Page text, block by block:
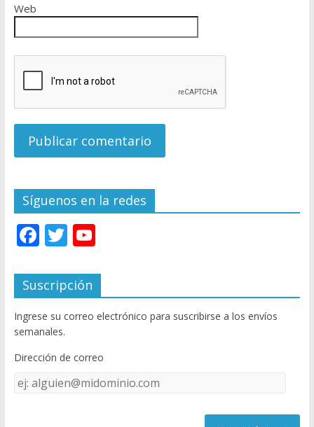
Web
Síguenos en la redes
F
e
b
o
o
k
T
itt
er
Y
u
T
u
e
C
Suscripción
Ingrese su correo electrónico para suscribirse a los envíos
semanales.
Dirección de correo
Dirección
de